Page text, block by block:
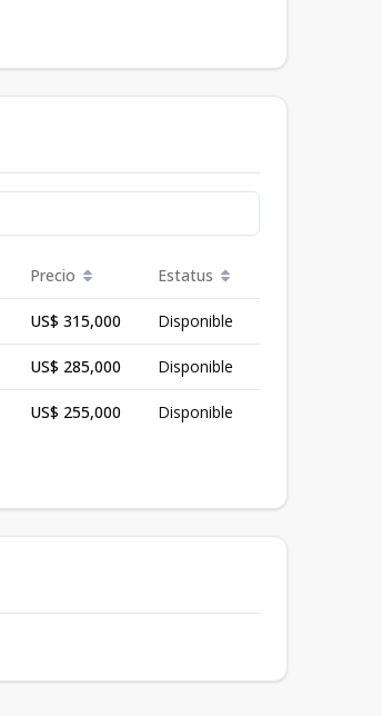
Precio Estatus
US$ 315,000 Disponible
US$ 285,000 Disponible
US$ 255,000 Disponible